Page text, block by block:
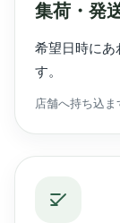
集荷・発
希望日時にあ
す。
店舗へ持ち込ま